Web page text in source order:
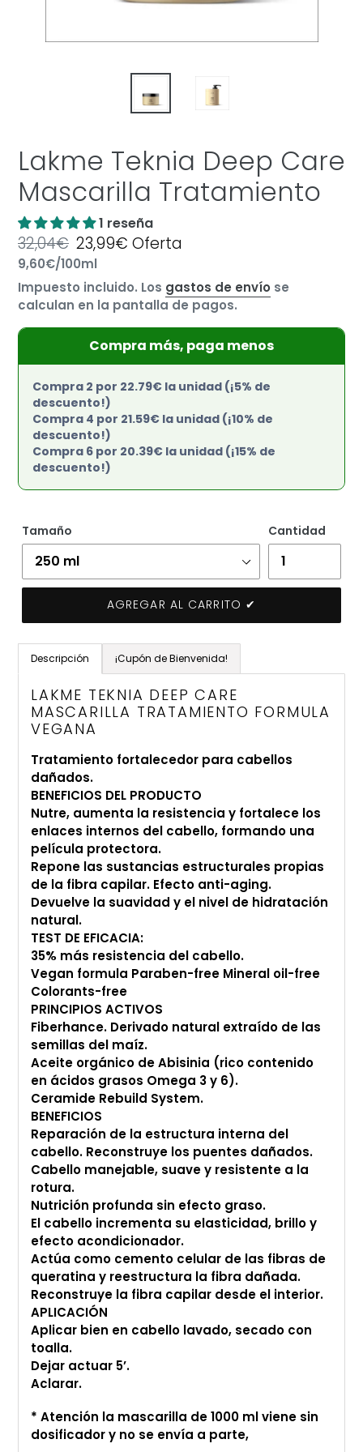
Lakme Teknia Deep Care
Mascarilla Tratamiento
1 reseña
Precio
habitual
32,04€ Precio
de
oferta
23,99€Oferta
Precio
unitario
9,60€/por
100ml
Impuesto incluido. Los gastos de envío se
calculan en la pantalla de pagos.
Compra más, paga menos
Compra 2 por 22.79€ la unidad (¡5% de
descuento!)
Compra 4 por 21.59€ la unidad (¡10% de
descuento!)
Compra 6 por 20.39€ la unidad (¡15% de
descuento!)
Tamaño Cantidad
AGREGAR AL CARRITO ✔
carrito
compra
Descripción ¡Cupón de Bienvenida!
LAKME TEKNIA DEEP CARE
MASCARILLA TRATAMIENTO FORMULA
VEGANA
Tratamiento fortalecedor para cabellos
dañados.
BENEFICIOS DEL PRODUCTO
Nutre, aumenta la resistencia y fortalece los
enlaces internos del cabello, formando una
película protectora.
Repone las sustancias estructurales propias
de la fibra capilar. Efecto anti-aging.
Devuelve la suavidad y el nivel de hidratación
natural.
TEST DE EFICACIA:
35% más resistencia del cabello.
Vegan formula Paraben-free Mineral oil-free
Colorants-free
PRINCIPIOS ACTIVOS
Fiberhance. Derivado natural extraído de las
semillas del maíz.
Aceite orgánico de Abisinia (rico contenido
en ácidos grasos Omega 3 y 6).
Ceramide Rebuild System.
BENEFICIOS
Reparación de la estructura interna del
cabello. Reconstruye los puentes dañados.
Cabello manejable, suave y resistente a la
rotura.
Nutrición profunda sin efecto graso.
El cabello incrementa su elasticidad, brillo y
efecto acondicionador.
Actúa como cemento celular de las fibras de
queratina y reestructura la fibra dañada.
Reconstruye la fibra capilar desde el interior.
APLICACIÓN
Aplicar bien en cabello lavado, secado con
toalla.
Dejar actuar 5’.
Aclarar.
* Atención la mascarilla de 1000 ml viene sin
dosificador y no se envía a parte,